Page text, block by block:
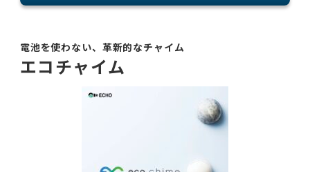
電池を使わない、革新的なチャイム
エコチャイム